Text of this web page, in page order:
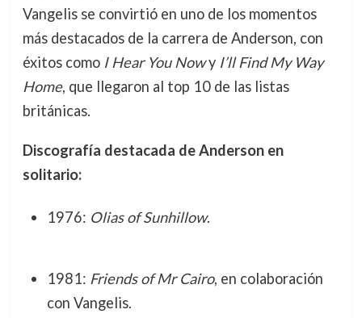
Vangelis se convirtió en uno de los momentos
más destacados de la carrera de Anderson, con
éxitos como I Hear You Nowy I’ll Find My Way
Home, que llegaron al top 10 de las listas
británicas.
Discografía destacada de Anderson en
solitario:
1976: Olias of Sunhillow.
1981: Friends of Mr Cairo, en colaboración
con Vangelis.